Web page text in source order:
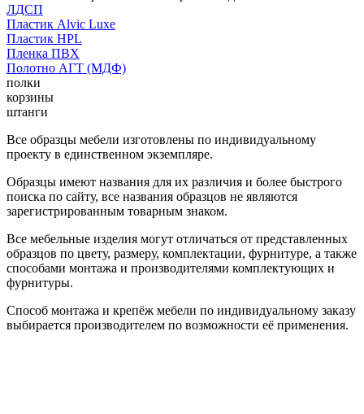
ЛДСП
Пластик Alvic Luxe
Пластик HPL
Пленка ПВХ
Полотно АГТ (МДФ)
полки
корзины
штанги
Все образцы мебели изготовлены по индивидуальному
проекту в единственном экземпляре.
Образцы имеют названия для их различия и более быстрого
поиска по сайту, все названия образцов не являются
зарегистрированным товарным знаком.
Все мебельные изделия могут отличаться от представленных
образцов по цвету, размеру, комплектации, фурнитуре, а также
способами монтажа и производителями комплектующих и
фурнитуры.
Способ монтажа и крепёж мебели по индивидуальному заказу
выбирается производителем по возможности её применения.